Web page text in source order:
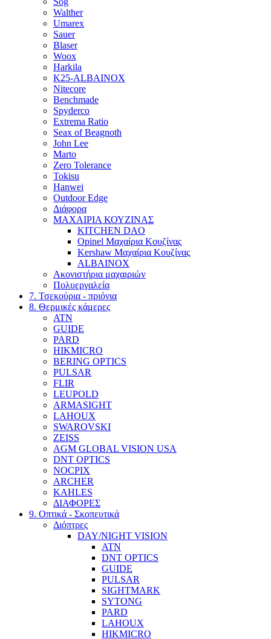
Walther
Umarex
Sauer
Blaser
Woox
Harkila
K25-ALBAINOX
Nitecore
Benchmade
Spyderco
Extrema Ratio
Seax of Beagnoth
John Lee
Marto
Zero Tolerance
Tokisu
Hanwei
Outdoor Edge
Διάφορα
ΜΑΧΑΙΡΙΑ ΚΟΥΖΙΝΑΣ
KITCHEN DAO
Opinel Μαχαίρια Κουζίνας
Kershaw Μαχαίρια Κουζίνας
ALBAINOX
Ακονιστήρια μαχαιριώv
Πολυεργαλεία
7. Τσεκούρια - πριόνια
8. Θερμικές κάμερες
ATN
GUIDE
PARD
HIKMICRO
BERING OPTICS
PULSAR
FLIR
LEUPOLD
ARMASIGHT
LAHOUX
SWAROVSKI
ZEISS
AGM GLOBAL VISION USA
DNT OPTICS
NOCPIX
ARCHER
KAHLES
ΔΙΑΦΟΡΕΣ
9. Οπτικά - Σκοπευτικά
Διόπτρες
DAY/NIGHT VISION
ATN
DNT OPTICS
GUIDE
PULSAR
SIGHTMARK
SYTONG
PARD
LAHOUX
HIKMICRO